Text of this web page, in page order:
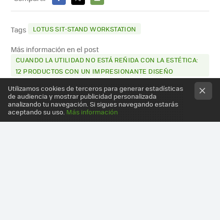
FACEBOOK
X
E-
MAIL
Tags LOTUS SIT-STAND WORKSTATION
Más información en el post
CUANDO LA UTILIDAD NO ESTÁ REÑIDA CON LA ESTÉTICA:
12 PRODUCTOS CON UN IMPRESIONANTE DISEÑO
Utilizamos cookies de terceros para generar estadísticas
de audiencia y mostrar publicidad personalizada
analizando tu navegación. Si sigues navegando estarás
aceptando su uso. Más información